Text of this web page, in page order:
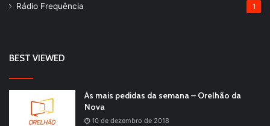
Rádio Frequência 1
BEST VIEWED
As mais pedidas da semana – Orelhão da
Nova
10 de dezembro de 2018